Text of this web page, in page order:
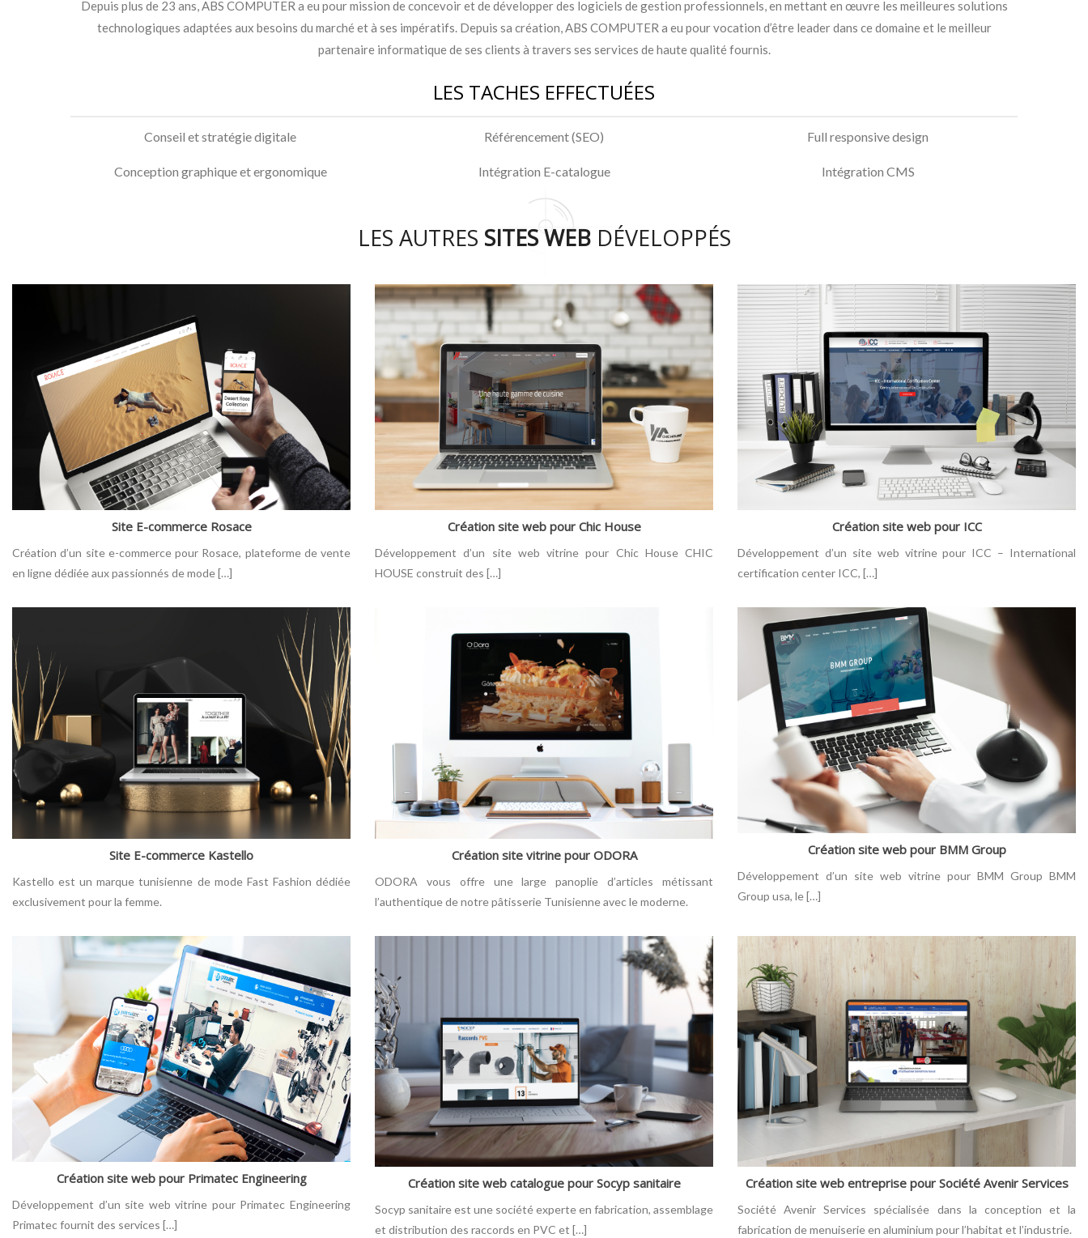
Depuis plus de 23 ans, ABS COMPUTER a eu pour mission de concevoir et de développer des logiciels de gestion professionnels, en mettant en œuvre les meilleures solutions
technologiques adaptées aux besoins du marché et à ses impératifs. Depuis sa création, ABS COMPUTER a eu pour vocation d’être leader dans ce domaine et le meilleur
partenaire informatique de ses clients à travers ses services de haute qualité fournis.
LES TACHES EFFECTUÉES
Conseil et stratégie digitale Référencement (SEO) Full responsive design
Conception graphique et ergonomique Intégration E-catalogue Intégration CMS
LES AUTRES SITES WEB DÉVELOPPÉS
Site E-commerce Rosace
Création d’un site e-commerce pour Rosace, plateforme de vente
en ligne dédiée aux passionnés de mode […]
Création site web pour Chic House
Développement d’un site web vitrine pour Chic House CHIC
HOUSE construit des […]
Création site web pour ICC
Développement d’un site web vitrine pour ICC – International
certification center ICC, […]
Site E-commerce Kastello
Kastello est un marque tunisienne de mode Fast Fashion dédiée
exclusivement pour la femme.
Création site vitrine pour ODORA
ODORA vous offre une large panoplie d’articles métissant
l’authentique de notre pâtisserie Tunisienne avec le moderne.
Création site web pour BMM Group
Développement d’un site web vitrine pour BMM Group BMM
Group usa, le […]
Création site web pour Primatec Engineering
Développement d’un site web vitrine pour Primatec Engineering
Primatec fournit des services […]
Création site web catalogue pour Socyp sanitaire
Socyp sanitaire est une société experte en fabrication, assemblage
et distribution des raccords en PVC et […]
Création site web entreprise pour Société Avenir Services
Société Avenir Services spécialisée dans la conception et la
fabrication de menuiserie en aluminium pour l’habitat et l’industrie.